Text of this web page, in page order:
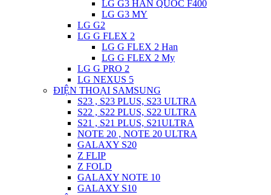
LG G3 HAN QUOC F400
LG G3 MY
LG G2
LG G FLEX 2
LG G FLEX 2 Han
LG G FLEX 2 My
LG G PRO 2
LG NEXUS 5
ĐIỆN THOẠI SAMSUNG
S23 , S23 PLUS, S23 ULTRA
S22 , S22 PLUS, S22 ULTRA
S21 , S21 PLUS, S21ULTRA
NOTE 20 , NOTE 20 ULTRA
GALAXY S20
Z FLIP
Z FOLD
GALAXY NOTE 10
GALAXY S10